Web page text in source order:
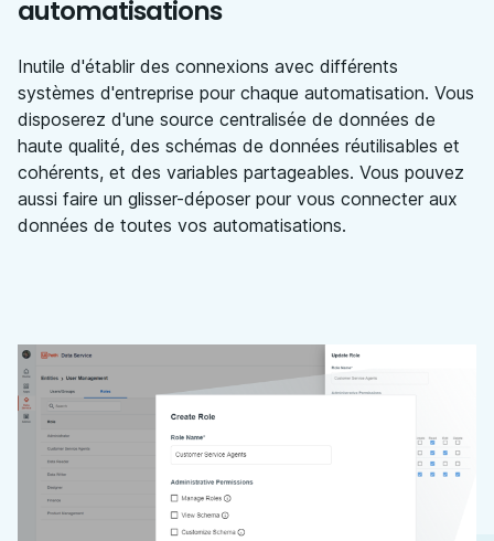
automatisations
Inutile d'établir des connexions avec différents
systèmes d'entreprise pour chaque automatisation. Vous
disposerez d'une source centralisée de données de
haute qualité, des schémas de données réutilisables et
cohérents, et des variables partageables. Vous pouvez
aussi faire un glisser-déposer pour vous connecter aux
données de toutes vos automatisations.